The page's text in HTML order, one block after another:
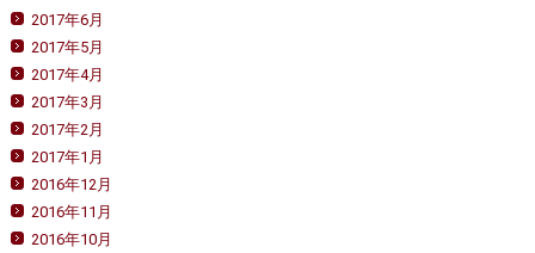
2017年6月
2017年5月
2017年4月
2017年3月
2017年2月
2017年1月
2016年12月
2016年11月
2016年10月